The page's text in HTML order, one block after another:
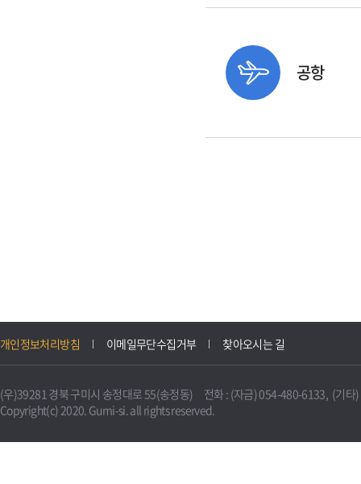
공항
개인정보처리방침 이메일무단수집거부 찾아오시는 길
(우)39281 경북 구미시 송정대로 55(송정동) 전화 : (자금) 054-480-6133, (기타
Copyright(c) 2020. Gumi-si. all rights reserved.